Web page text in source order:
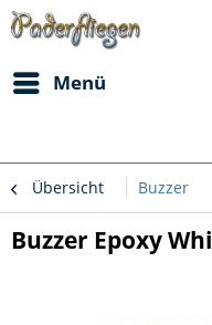
Menü
Übersicht Buzzer
Buzzer Epoxy